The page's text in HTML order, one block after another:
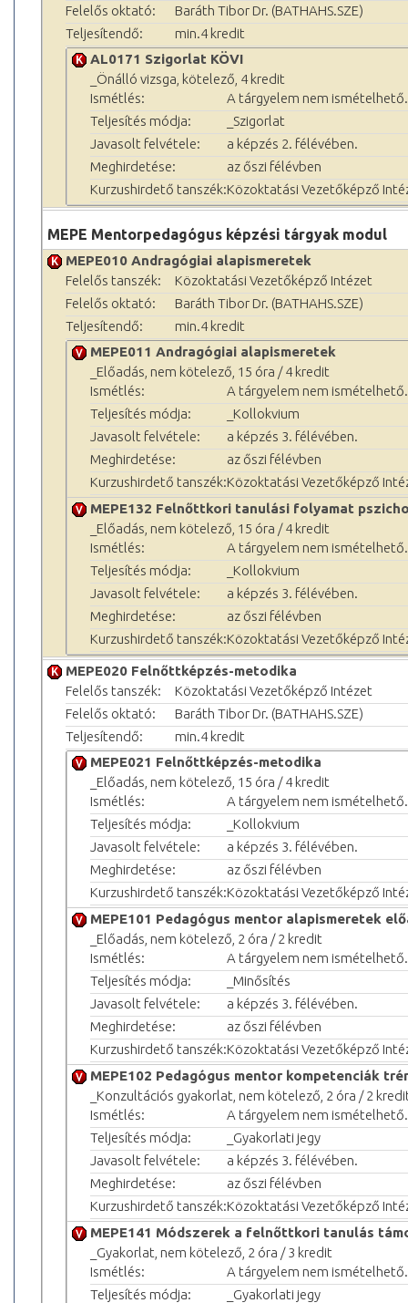
Felelős oktató:
Baráth Tibor Dr. (BATHAHS.SZE)
Teljesítendő:
min.4 kredit
AL0171 Szigorlat KÖVI
_Önálló vizsga, kötelező, 4 kredit
Ismétlés:
A tárgyelem nem ismételhető.
Teljesítés módja:
_Szigorlat
Javasolt felvétele:
a képzés 2. félévében.
Meghirdetése:
az őszi félévben
Kurzushirdető tanszék:Közoktatási Vezetőképző
MEPE Mentorpedagógus képzési tárgyak modul
MEPE010 Andragógiai alapismeretek
Felelős tanszék:
Közoktatási Vezetőképző Intézet
Felelős oktató:
Baráth Tibor Dr. (BATHAHS.SZE)
Teljesítendő:
min.4 kredit
MEPE011 Andragógiai alapismeretek
_Előadás, nem kötelező, 15 óra / 4 kredit
Ismétlés:
A tárgyelem nem ismételhető.
Teljesítés módja:
_Kollokvium
Javasolt felvétele:
a képzés 3. félévében.
Meghirdetése:
az őszi félévben
Kurzushirdető tanszék:Közoktatási Vezetőképző
MEPE132 Felnőttkori tanulási folyamat
_Előadás, nem kötelező, 15 óra / 4 kredit
Ismétlés:
A tárgyelem nem ismételhető.
Teljesítés módja:
_Kollokvium
Javasolt felvétele:
a képzés 3. félévében.
Meghirdetése:
az őszi félévben
Kurzushirdető tanszék:Közoktatási Vezetőképző
MEPE020 Felnőttképzés-metodika
Felelős tanszék:
Közoktatási Vezetőképző Intézet
Felelős oktató:
Baráth Tibor Dr. (BATHAHS.SZE)
Teljesítendő:
min.4 kredit
MEPE021 Felnőttképzés-metodika
_Előadás, nem kötelező, 15 óra / 4 kredit
Ismétlés:
A tárgyelem nem ismételhető.
Teljesítés módja:
_Kollokvium
Javasolt felvétele:
a képzés 3. félévében.
Meghirdetése:
az őszi félévben
Kurzushirdető tanszék:Közoktatási Vezetőképző
MEPE101 Pedagógus mentor alapismeretek
_Előadás, nem kötelező, 2 óra / 2 kredit
Ismétlés:
A tárgyelem nem ismételhető.
Teljesítés módja:
_Minősítés
Javasolt felvétele:
a képzés 3. félévében.
Meghirdetése:
az őszi félévben
Kurzushirdető tanszék:Közoktatási Vezetőképző
MEPE102 Pedagógus mentor kompetenciák
_Konzultációs gyakorlat, nem kötelező, 2 óra / 2
Ismétlés:
A tárgyelem nem ismételhető.
Teljesítés módja:
_Gyakorlati jegy
Javasolt felvétele:
a képzés 3. félévében.
Meghirdetése:
az őszi félévben
Kurzushirdető tanszék:Közoktatási Vezetőképző
MEPE141 Módszerek a felnőttkori tanulás
_Gyakorlat, nem kötelező, 2 óra / 3 kredit
Ismétlés:
A tárgyelem nem ismételhető.
Teljesítés módja:
_Gyakorlati jegy